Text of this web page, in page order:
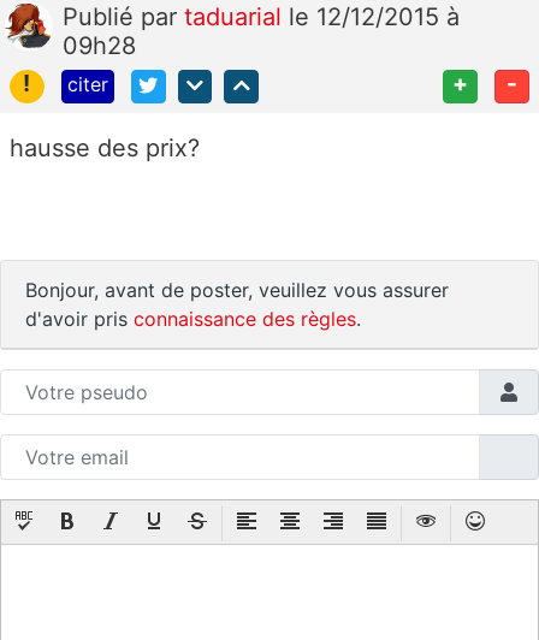
Publié par taduarial le 12/12/2015 à
09h28
!
citer + -
hausse des prix?
Bonjour, avant de poster, veuillez vous assurer
d'avoir pris connaissance des règles.